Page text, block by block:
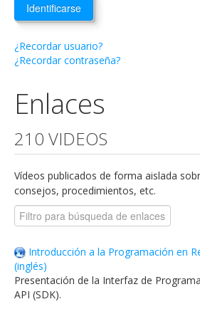
Identificarse
¿Recordar usuario?
¿Recordar contraseña?
Enlaces
210 VIDEOS
Vídeos publicados de forma aislada
consejos, procedimientos, etc.
Introducción a la Programación en
(inglés)
Presentación de la Interfaz de
API (SDK).